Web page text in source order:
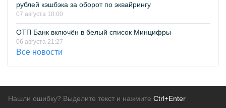
рублей кэшбэка за оборот по эквайрингу
07 августа 10:00
ОТП Банк включён в белый список Минцифры
06 августа 21:27
Все новости
Нашли ошибку? Выделите текст и нажмите Ctrl+Enter